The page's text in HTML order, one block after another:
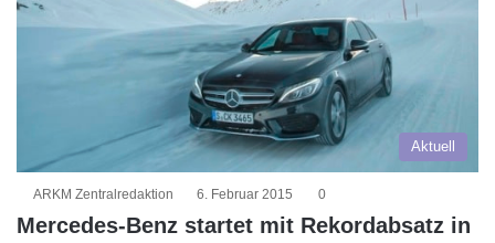
Aktuell
ARKM Zentralredaktion 6. Februar 2015 0
Mercedes-Benz startet mit Rekordabsatz in